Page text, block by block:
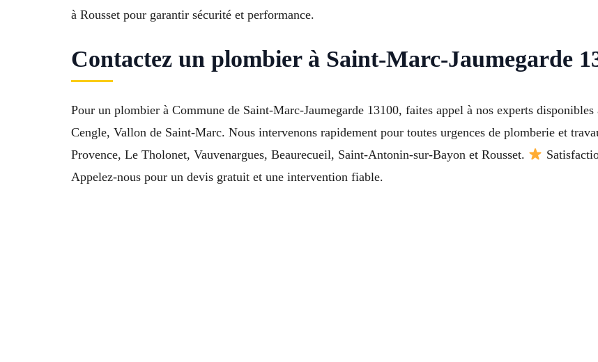
à Rousset pour garantir sécurité et performance.
Contactez un plombier à Saint-Marc-Jaumegarde
Pour un plombier à Commune de Saint-Marc-Jaumegarde 13100, faites appel à nos experts
Cengle, Vallon de Saint-Marc. Nous intervenons rapidement pour toutes urgences de plomberie et
Provence, Le Tholonet, Vauvenargues, Beaurecueil, Saint-Antonin-sur-Bayon et Rousset.
Appelez-nous pour un devis gratuit et une intervention fiable.